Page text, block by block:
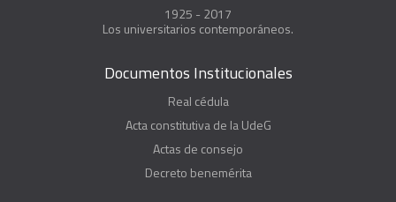
1925 - 2017
Los universitarios contemporáneos.
Documentos Institucionales
Real cédula
Acta constitutiva de la UdeG
Actas de consejo
Decreto benemérita